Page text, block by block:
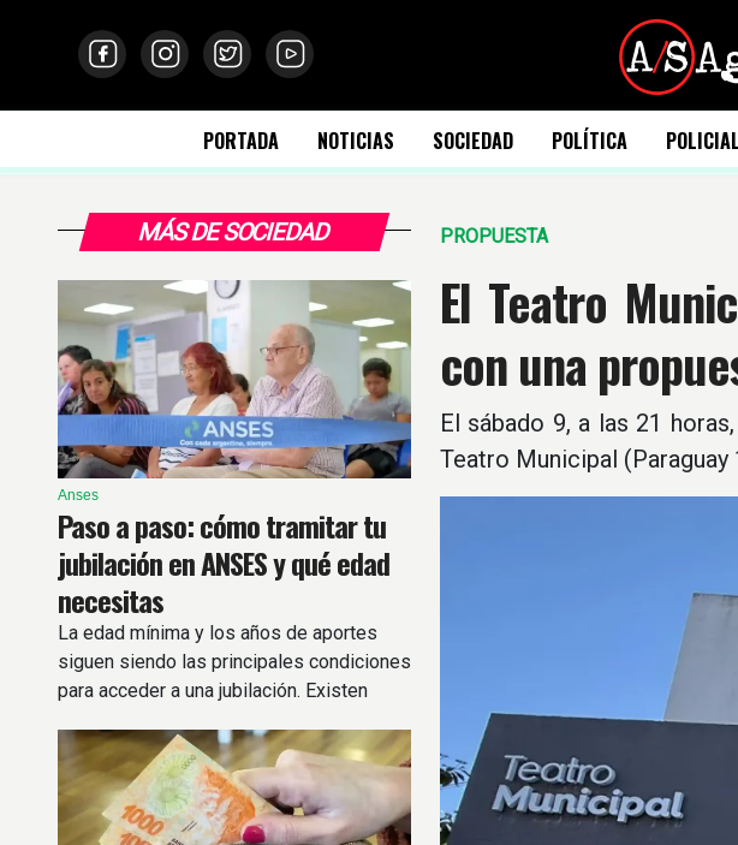
PORTADA NOTICIAS SOCIEDAD POLÍTICA
MÁS DE SOCIEDAD
Anses
Paso a paso: cómo tramitar tu
jubilación en ANSES y qué edad
necesitas
La edad mínima y los años de aportes
siguen siendo las principales condiciones
para acceder a una jubilación. Existen
PROPUESTA
El Teatro
con una
El sábado 9, a las 21
Teatro Municipal (Paraguay